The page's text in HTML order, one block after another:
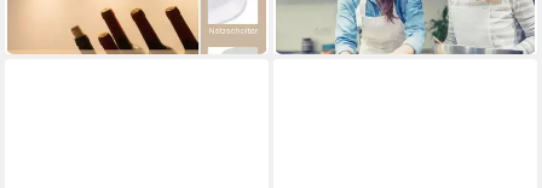
in 4-5 Werktagen bei dir
-30%
in 3-4 Werktagen bei dir